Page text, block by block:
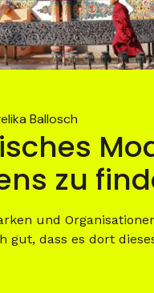
Ballosch
zu
und
dass es dort